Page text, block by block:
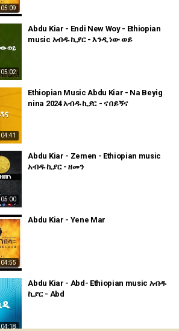
05:09
05:02
Abdu Kiar - Endi New Woy - Ethiopian
music አብዱ ኪያር - እንዲ ነው ወይ
04:41
Ethiopian Music Abdu Kiar - Na Beyig
nina 2024 አብዱ ኪያር - ና በይኝና
05:00
Abdu Kiar - Zemen - Ethiopian music
አብዱ ኪያር - ዘመን
04:55
Abdu Kiar - Yene Mar
04:18
Abdu Kiar - Abd- Ethiopian music አብዱ
ኪያር - Abd